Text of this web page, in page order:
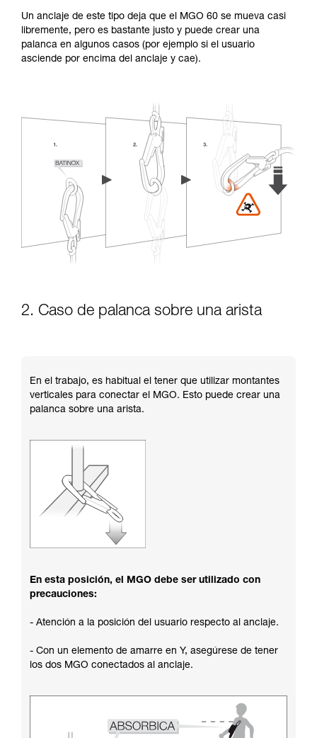
Un anclaje de este tipo deja que el MGO 60 se mueva casi
libremente, pero es bastante justo y puede crear una
palanca en algunos casos (por ejemplo si el usuario
asciende por encima del anclaje y cae).
2. Caso de palanca sobre una arista
En el trabajo, es habitual el tener que utilizar montantes
verticales para conectar el MGO. Esto puede crear una
palanca sobre una arista.
En esta posición, el MGO debe ser utilizado con
precauciones:
- Atención a la posición del usuario respecto al anclaje.
- Con un elemento de amarre en Y, asegúrese de tener
los dos MGO conectados al anclaje.